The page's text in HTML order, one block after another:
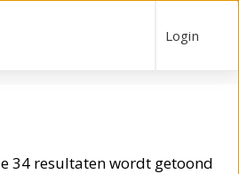
Login
34 resultaten wordt getoond